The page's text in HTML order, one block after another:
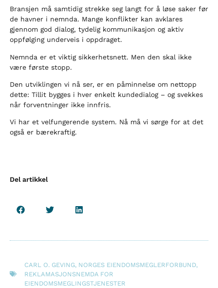
Bransjen må samtidig strekke seg langt for å løse saker før
de havner i nemnda. Mange konflikter kan avklares
gjennom god dialog, tydelig kommunikasjon og aktiv
oppfølging underveis i oppdraget.
Nemnda er et viktig sikkerhetsnett. Men den skal ikke
være første stopp.
Den utviklingen vi nå ser, er en påminnelse om nettopp
dette: Tillit bygges i hver enkelt kundedialog – og svekkes
når forventninger ikke innfris.
Vi har et velfungerende system. Nå må vi sørge for at det
også er bærekraftig.
Del artikkel
CARL O. GEVING, NORGES EIENDOMSMEGLERFORBUND,
REKLAMASJONSNEMDA FOR
EIENDOMSMEGLINGSTJENESTER